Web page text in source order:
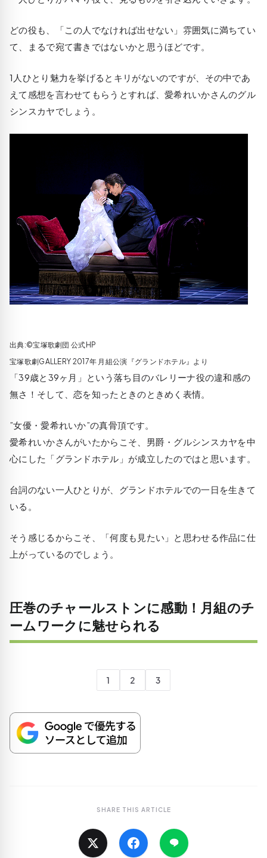
どの役も、「この人でなければ出せない」雰囲気に満ちてい
て、まるで宛て書きではないかと思うほどです。
1人ひとり魅力を挙げるとキリがないのですが、その中であ
えて感想を言わせてもらうとすれば、愛希れいかさんのグル
シンスカヤでしょう。
出典:©宝塚歌劇団 公式HP
宝塚歌劇GALLERY 2017年 月組公演『グランドホテル』より
「39歳と39ヶ月」という落ち目のバレリーナ役の違和感の
無さ！そして、恋を知ったときのときめく表情。
”女優・愛希れいか”の真骨頂です。
愛希れいかさんがいたからこそ、男爵・グルシンスカヤを中
心にした「グランドホテル」が成立したのではと思います。
台詞のない一人ひとりが、グランドホテルでの一日を生きて
いる。
そう感じるからこそ、「何度も見たい」と思わせる作品に仕
上がっているのでしょう。
圧巻のチャールストンに感動！月組のチ
ームワークに魅せられる
1 2 3
SHARE THIS ARTICLE